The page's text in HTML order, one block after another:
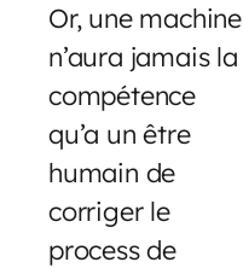
Or, une machine
n’aura jamais la
compétence
qu’a un être
humain de
corriger le
process de